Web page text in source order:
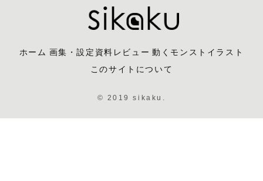
ホーム 画集・設定資料レビュー 動くモンストイラスト
このサイトについて
© 2019 sikaku.